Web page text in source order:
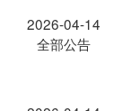
2026-04-14
全部公告